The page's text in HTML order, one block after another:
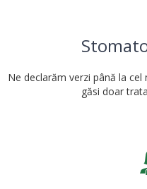
Ne declarăm verzi până la
găsi doar